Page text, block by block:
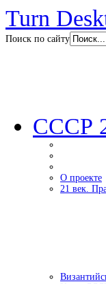
Turn
Поиск по сайту
СССР
О проекте
21 век.